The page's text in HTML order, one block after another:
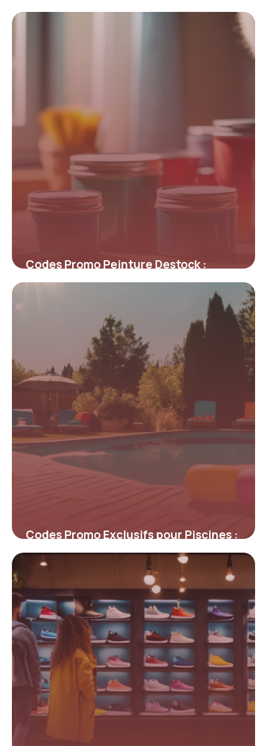
sur les Gants de Boxe : Qualité et
Codes Promo Peinture Destock :
Maximisez Vos Économies sur la
Codes Promo Exclusifs pour Piscines :
Économisez sur l’Équipement de Votre
Espace Aquatique
4 juillet 2025